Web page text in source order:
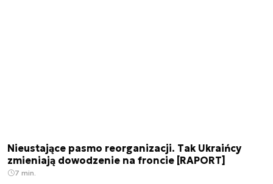
Nieustające pasmo reorganizacji. Tak Ukraińcy
zmieniają dowodzenie na froncie [RAPORT]
7 min.